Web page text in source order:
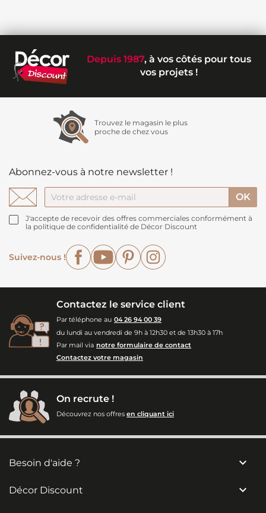
Depuis 1987, à vos côtés pour tous
vos projets !
Trouvez le magasin le plus
proche de chez vous
Abonnez-vous à notre newsletter !
J'accepte de recevoir des offres commerciales conformément à
la politique de confidentialité de Décor Discount
Suivez-nous !
FacebookYouTubePinterest
Contactez le service client
Par téléphone au 04 26 94 00 39
du lundi au vendredi de 9h à 12h30 et de 13h30 à 17h
Par mail via notre formulaire de contact
Contactez votre magasin
On recrute !
Découvrez nos offres en cliquant ici
Besoin d'aide ? 
Décor Discount 